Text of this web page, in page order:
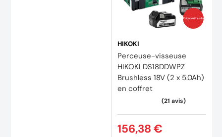
Prix coûtants
HIKOKI
Perceuse-visseuse
HIKOKI DS18DDWPZ
Brushless 18V (2 x 5.0Ah)
en coffret
156,38 €